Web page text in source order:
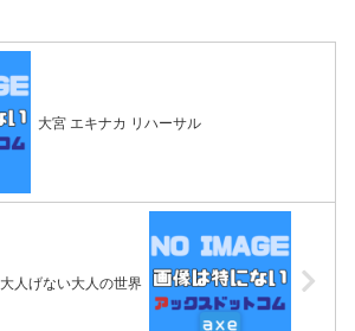
大宮 エキナカ リハーサル
大人げない大人の世界